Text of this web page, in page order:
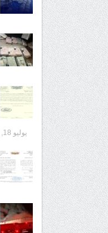
يوليو 18, 2026